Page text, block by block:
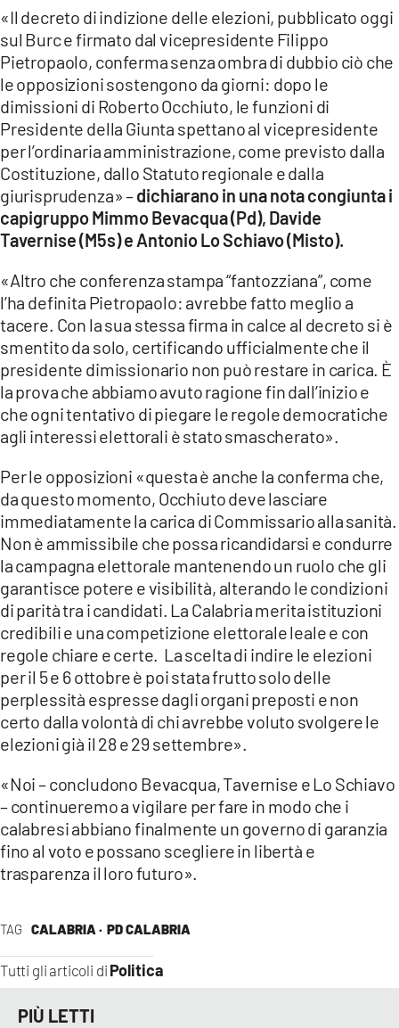
LaC
Network
LACPLAY.IT
LACTV.IT
LACONAIR.IT
LACITYMAG.IT
ILREGGINO.IT
COSENZACHANNEL.IT
ILVIBONESE.IT
CATANZAROCHANNEL.IT
LACAPITALENEWS.IT
App
ANDROID
APPLE
TAG CALABRIA · PD CALABRIA
Tutti gli articoli di Politica
«Il decreto di indizione delle elezioni, pubblicato oggi
sul Burc e firmato dal vicepresidente Filippo
Pietropaolo, conferma senza ombra di dubbio ciò che
le opposizioni sostengono da giorni: dopo le
dimissioni di Roberto Occhiuto, le funzioni di
Presidente della Giunta spettano al vicepresidente
per l’ordinaria amministrazione, come previsto dalla
Costituzione, dallo Statuto regionale e dalla
giurisprudenza» –dichiarano in una nota congiunta i
capigruppo Mimmo Bevacqua (Pd), Davide
Tavernise (M5s) e Antonio Lo Schiavo (Misto).
«Altro che conferenza stampa “fantozziana”, come
l’ha definita Pietropaolo: avrebbe fatto meglio a
tacere. Con la sua stessa firma in calce al decreto si è
smentito da solo, certificando ufficialmente che il
presidente dimissionario non può restare in carica. È
la prova che abbiamo avuto ragione fin dall’inizio e
che ogni tentativo di piegare le regole democratiche
agli interessi elettorali è stato smascherato».
Per le opposizioni «questa è anche la conferma che,
da questo momento, Occhiuto deve lasciare
immediatamente la carica di Commissario alla sanità.
Non è ammissibile che possa ricandidarsi e condurre
la campagna elettorale mantenendo un ruolo che gli
garantisce potere e visibilità, alterando le condizioni
di parità tra i candidati. La Calabria merita istituzioni
credibili e una competizione elettorale leale e con
regole chiare e certe. La scelta di indire le elezioni
per il 5 e 6 ottobre è poi stata frutto solo delle
perplessità espresse dagli organi preposti e non
certo dalla volontà di chi avrebbe voluto svolgere le
elezioni già il 28 e 29 settembre».
«Noi – concludono Bevacqua, Tavernise e Lo Schiavo
– continueremo a vigilare per fare in modo che i
calabresi abbiano finalmente un governo di garanzia
fino al voto e possano scegliere in libertà e
trasparenza il loro futuro».
PIÙ LETTI